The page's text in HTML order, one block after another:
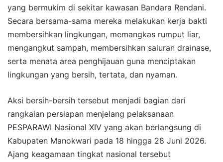
yang bermukim di sekitar kawasan Bandara Rendani.
Secara bersama-sama mereka melakukan kerja bakti
membersihkan lingkungan, memangkas rumput liar,
mengangkut sampah, membersihkan saluran drainase,
serta menata area penghijauan guna menciptakan
lingkungan yang bersih, tertata, dan nyaman.
Aksi bersih-bersih tersebut menjadi bagian dari
rangkaian persiapan menjelang pelaksanaan
PESPARAWI Nasional XIV yang akan berlangsung di
Kabupaten Manokwari pada 18 hingga 28 Juni 2026.
Ajang keagamaan tingkat nasional tersebut